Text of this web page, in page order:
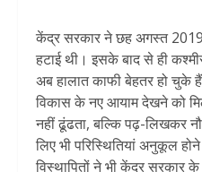
केंद्र सरकार ने छह अगस्त
हटाई थी। इसके बाद से ही
अब हालात काफी बेहतर हो चुके
विकास के नए आयाम देखने को
नहीं ढूंढता, बल्कि पढ़-लिखकर
लिए भी परिस्थितियां अनुकूल
विस्थापितों ने भी केंद्र सरकार